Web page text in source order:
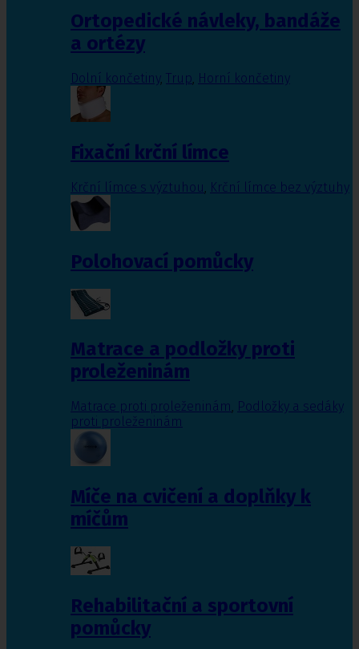
Ortopedické návleky, bandáže
a ortézy
Dolní končetiny, Trup, Horní končetiny
Fixační krční límce
Krční límce s výztuhou Krční límce bez výztuhy
Polohovací pomůcky
Matrace a podložky proti
proleženinám
Matrace proti proleženinám, Podložky a sedáky
proti proleženinám
Míče na cvičení a doplňky k
míčům
Rehabilitační a sportovní
pomůcky